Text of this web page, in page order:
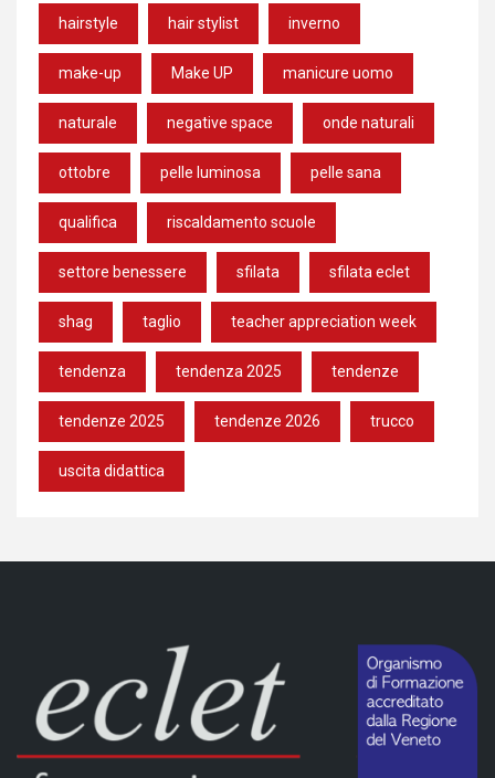
hairstyle hair stylist inverno
make-up Make UP manicure uomo
naturale negative space onde naturali
ottobre pelle luminosa pelle sana
qualifica riscaldamento scuole
settore benessere sfilata sfilata eclet
shag taglio teacher appreciation week
tendenza tendenza 2025 tendenze
tendenze 2025 tendenze 2026 trucco
uscita didattica